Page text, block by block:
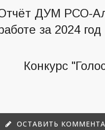
ДУМ РСО-
за 2024 год
Конкурс
ОСТАВИТЬ